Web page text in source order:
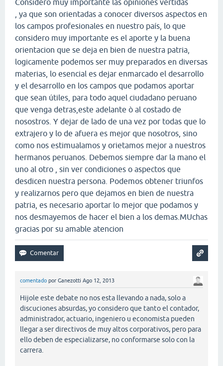
Considero muy importante las opiniones vertidas
, ya que son orientadas a conocer diversos aspectos en
los campos profesionales en nuestro país, lo que
considero muy importante es el aporte y la buena
orientacion que se deja en bien de nuestra patria,
logicamente podemos ser muy preparados en diversas
materias, lo esencial es dejar enmarcado el desarrollo
y el desarrollo en los campos que podamos aportar
que sean útiles, para todo aquel ciudadano peruano
que venga detras,este adelante ò al costado de
nosostros. Y dejar de lado de una vez por todas que lo
extrajero y lo de afuera es mejor que nosotros, sino
como nos estimualamos y orietamos mejor a nuestros
hermanos peruanos. Debemos siempre dar la mano el
uno al otro , sin ver condiciones o aspectos que
desdicen nuestra persona. Podemos obtener triunfos
y realizarnos pero que dejamos en bien de nuestra
patria, es necesario aportar lo mejor que podamos y
nos desmayemos de hacer el bien a los demas.MUchas
gracias por su amable atencion
comentado por Ganezotti Ago 12, 2013
Hijole este debate no nos esta llevando a nada, solo a
discuciones absurdas, yo considero que tanto el contador,
administrador, actuario, ingeniero u economista pueden
llegar a ser directivos de muy altos corporativos, pero para
ello deben de especializarse, no conformarse solo con la
carrera.